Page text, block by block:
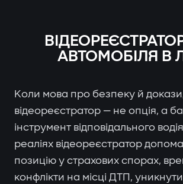
АВТОМОБІЛЯ В
Коли мова про безпеку й
відеореєстратор — не опція, а
інструмент відповідального
реаліях відеореєстратор
позицію у страхових спорах,
конфлікти на місці ДТП,